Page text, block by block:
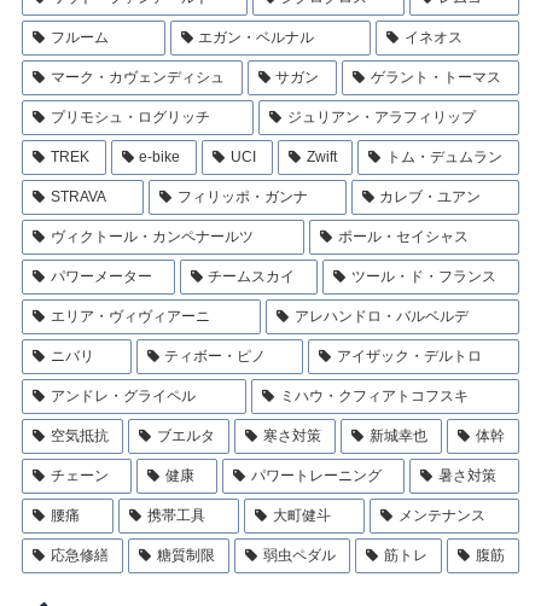
フルーム エガン・ベルナル イネオス
マーク・カヴェンディシュ サガン ゲラント・トーマス
プリモシュ・ログリッチ ジュリアン・アラフィリップ
TREK e-bike UCI Zwift トム・デュムラン
STRAVA フィリッポ・ガンナ カレブ・ユアン
ヴィクトール・カンペナールツ ポール・セイシャス
パワーメーター チームスカイ ツール・ド・フランス
エリア・ヴィヴィアーニ アレハンドロ・バルベルデ
ニバリ ティボー・ピノ アイザック・デルトロ
アンドレ・グライペル ミハウ・クフィアトコフスキ
空気抵抗 ブエルタ 寒さ対策 新城幸也 体幹
チェーン 健康 パワートレーニング 暑さ対策
腰痛 携帯工具 大町健斗 メンテナンス
応急修繕 糖質制限 弱虫ペダル 筋トレ 腹筋